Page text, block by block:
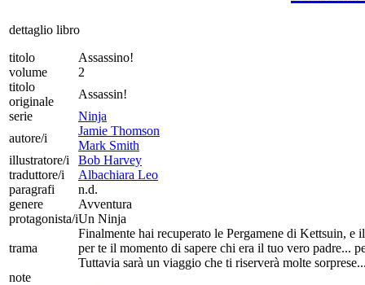
dettaglio libro
titolo
Assassino!
volume
2
titolo
originale
Assassin!
serie
Ninja
autore/i
Jamie Thomson
Mark Smith
illustratore/i
Bob Harvey
traduttore/i
Albachiara Leo
paragrafi
n.d.
genere
Avventura
protagonista/iUn Ninja
trama
Finalmente hai recuperato le Pergamene di Kettsuin,
per te il momento di sapere chi era il tuo vero padre...
Tuttavia sarà un viaggio che ti riserverà molte
note